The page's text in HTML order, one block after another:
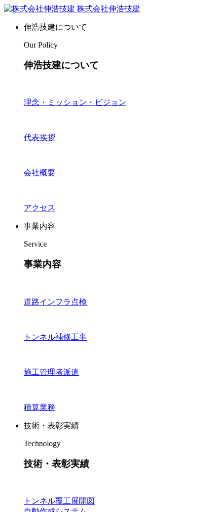
株式会社伸浩技建
伸浩技建について
Our Policy
伸浩技建について
理念・ミッション・ビジョン
代表挨拶
会社概要
アクセス
事業内容
Service
事業内容
道路インフラ点検
トンネル補修工事
施工管理者派遣
積算業務
技術・表彰実績
Technology
技術・表彰実績
トンネル覆工展開図